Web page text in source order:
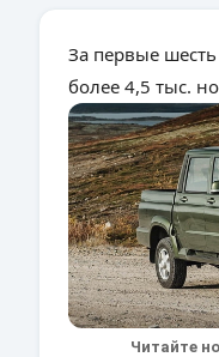
За первые
более 4,5 тыс.
Читайте